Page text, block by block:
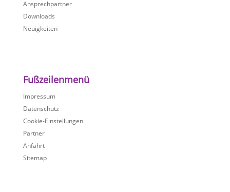
Ansprechpartner
Downloads
Neuigkeiten
Fußzeilenmenü
Impressum
Datenschutz
Cookie-Einstellungen
Partner
Anfahrt
Sitemap